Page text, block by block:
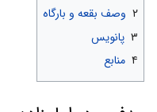
۲ وصف بقعه و بارگاه
۳ پانویس
۴ منابع